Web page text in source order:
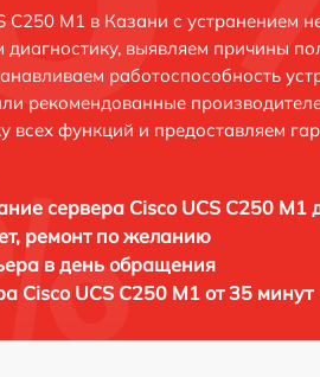
M1 в Казани с устранением
выявляем причины
работоспособность
рекомендованные
всех функций и предоставляем
сервера Cisco UCS C250 M1
ремонт по желанию
в день обращения
Cisco UCS C250 M1 от 35 минут